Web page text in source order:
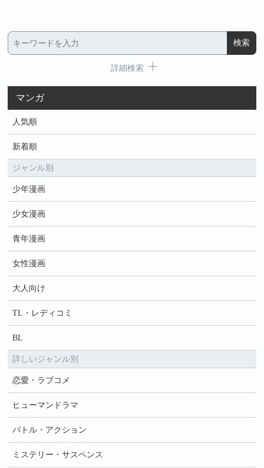
詳細検索
マンガ
人気順
新着順
ジャンル別
少年漫画
少女漫画
青年漫画
女性漫画
大人向け
TL・レディコミ
BL
詳しいジャンル別
恋愛・ラブコメ
ヒューマンドラマ
バトル・アクション
ミステリー・サスペンス